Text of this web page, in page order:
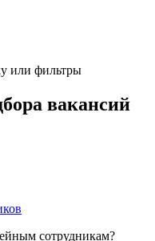
или фильтры
вакансий
сотрудникам?